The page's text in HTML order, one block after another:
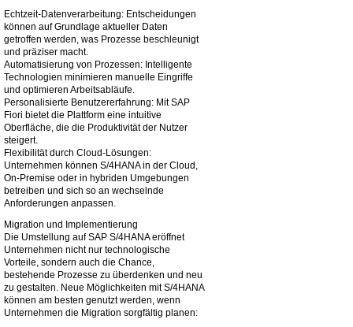
Echtzeit-Datenverarbeitung: Entscheidungen
können auf Grundlage aktueller Daten
getroffen werden, was Prozesse beschleunigt
und präziser macht.
Automatisierung von Prozessen: Intelligente
Technologien minimieren manuelle Eingriffe
und optimieren Arbeitsabläufe.
Personalisierte Benutzererfahrung: Mit SAP
Fiori bietet die Plattform eine intuitive
Oberfläche, die die Produktivität der Nutzer
steigert.
Flexibilität durch Cloud-Lösungen:
Unternehmen können S/4HANA in der Cloud,
On-Premise oder in hybriden Umgebungen
betreiben und sich so an wechselnde
Anforderungen anpassen.
Migration und Implementierung
Die Umstellung auf SAP S/4HANA eröffnet
Unternehmen nicht nur technologische
Vorteile, sondern auch die Chance,
bestehende Prozesse zu überdenken und neu
zu gestalten. Neue Möglichkeiten mit S/4HANA
können am besten genutzt werden, wenn
Unternehmen die Migration sorgfältig planen: